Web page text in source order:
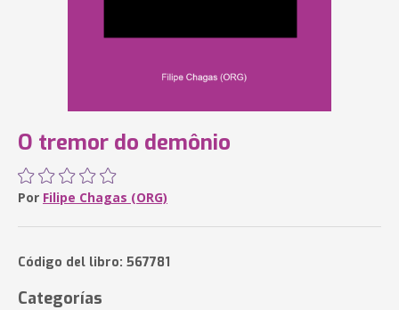
O tremor do demônio
Por Filipe Chagas (ORG)
Código del libro: 567781
Categorías